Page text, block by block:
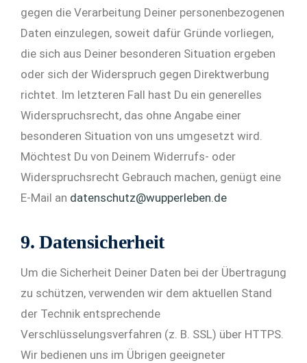
gegen die Verarbeitung Deiner personenbezogenen
Daten einzulegen, soweit dafür Gründe vorliegen,
die sich aus Deiner besonderen Situation ergeben
oder sich der Widerspruch gegen Direktwerbung
richtet. Im letzteren Fall hast Du ein generelles
Widerspruchsrecht, das ohne Angabe einer
besonderen Situation von uns umgesetzt wird.
Möchtest Du von Deinem Widerrufs- oder
Widerspruchsrecht Gebrauch machen, genügt eine
E-Mail an datenschutz@wupperleben.de
9. Datensicherheit
Um die Sicherheit Deiner Daten bei der Übertragung
zu schützen, verwenden wir dem aktuellen Stand
der Technik entsprechende
Verschlüsselungsverfahren (z. B. SSL) über HTTPS.
Wir bedienen uns im Übrigen geeigneter